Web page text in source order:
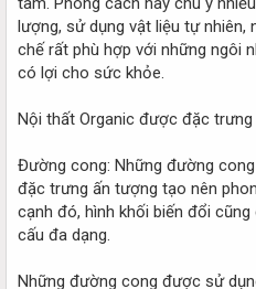
lượng, sử dụng vật liệu tự nhiên,
chế rất phù hợp với những ngôi
có lợi cho sức khỏe.
Nội thất Organic được đặc
Đường cong: Những đường
đặc trưng ấn tượng tạo nên
cạnh đó, hình khối biến đổi
cấu đa dạng.
Những đường cong được sử